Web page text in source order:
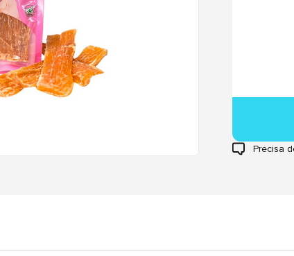
Precisa